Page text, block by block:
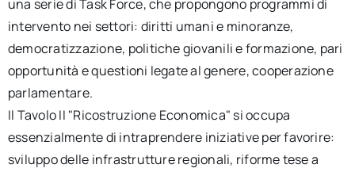
una serie di Task Force, che propongono programmi di
intervento nei settori: diritti umani e minoranze,
democratizzazione, politiche giovanili e formazione, pari
opportunità e questioni legate al genere, cooperazione
parlamentare.
Il Tavolo II "Ricostruzione Economica" si occupa
essenzialmente di intraprendere iniziative per favorire:
sviluppo delle infrastrutture regionali, riforme tese a